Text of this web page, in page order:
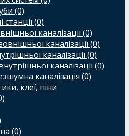
(0)
станції (0)
каналізації (0)
каналізації (0)
каналізації (0)
каналізації (0)
каналізація (0)
клеї, піни
(0)